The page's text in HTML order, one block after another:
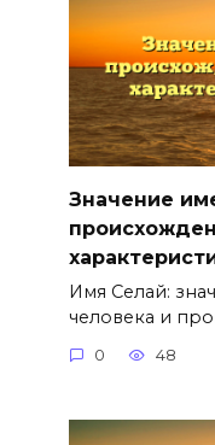
Значение
Имя Селай:
человека и
0 48